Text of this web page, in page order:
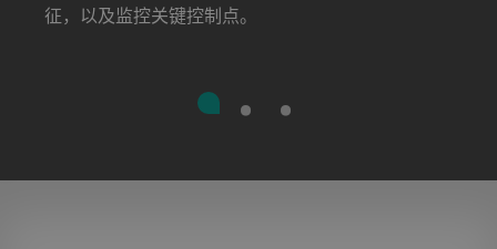
征，以及监控关键控制点。